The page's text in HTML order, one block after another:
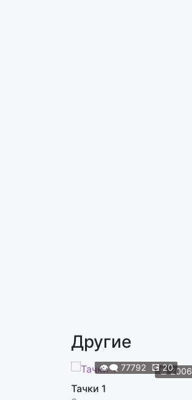
Другие
📆2006
👁️‍🗨️ 77792 💽20
Тачки 1